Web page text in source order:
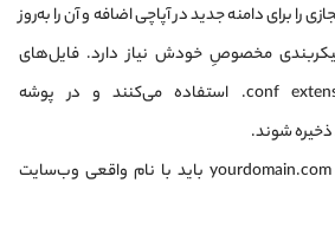
را برای دامنه جدید در آپاچی اضافه و آن را به‌روز
مخصوصِ خودش نیاز دارد. فایل‌های
پیکربندی از پسوند conf extension. استفاده می‌کنند و در پوشه
توجه کنید که در مثال زیر، yourdomain.com باید با نام واقعی وب‌سایت